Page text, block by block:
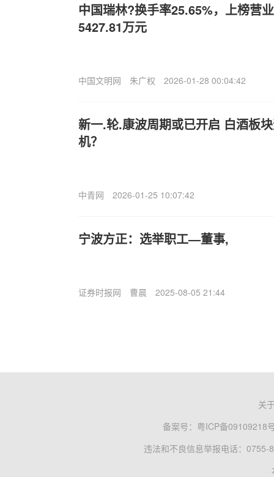
中国瑞林?换手率25.65%，上榜营
5427.81万元
中国文明网 朱广权 2026-01-28 00:04:42
新一.轮.康波周期或已开启 白酒板
机？
中青网 2026-01-25 10:07:42
宁波方正：选举职工—董事,
证券时报网 曹晨 2025-08-05 21:44
关
备案号： 粤ICP备09109218
违法和不良信息举报电话：0755-